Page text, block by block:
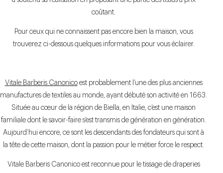
coûtant.
Pour ceux qui ne connaissent pas encore bien la maison, vous
trouverez ci-dessous quelques informations pour vous éclairer.
Vitale Barberis Canonicoest probablement l’une des plus anciennes
manufactures de textiles au monde, ayant débuté son activité en 1663.
Située au cœur de la région de Biella, en Italie, c’est une maison
familiale dont le savoir-faire s’est transmis de génération en génération.
Aujourd’hui encore, ce sont les descendants des fondateurs qui sont à
la tête de cette maison, dont la passion pour le métier force le respect.
Vitale Barberis Canonico est reconnue pour le tissage de draperies